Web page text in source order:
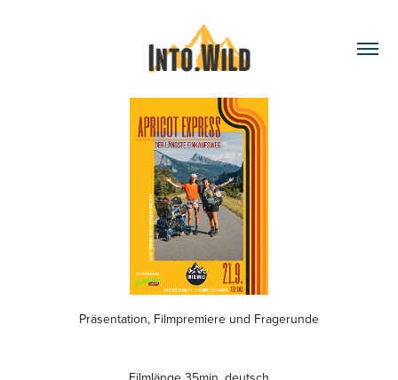
Präsentation, Filmpremiere und Fragerunde